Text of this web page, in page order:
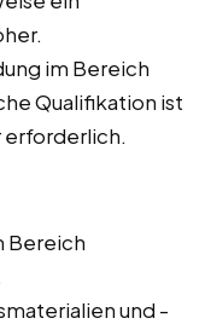
im Bereich
Qualifikation ist
erforderlich.
Bereich
und -